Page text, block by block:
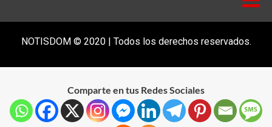
NOTISDOM © 2020 | Todos los derechos reservados.
Comparte en tus Redes Sociales